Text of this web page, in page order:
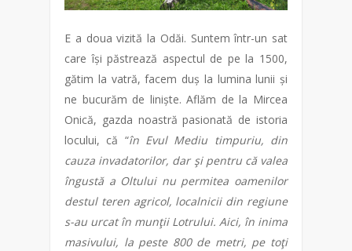
E a doua vizită la Odăi. Suntem într-un sat
care își păstrează aspectul de pe la 1500,
gătim la vatră, facem duș la lumina lunii și
ne bucurăm de liniște. Aflăm de la Mircea
Onică, gazda noastră pasionată de istoria
locului, că “în Evul Mediu timpuriu, din
cauza invadatorilor, dar şi pentru că valea
îngustă a Oltului nu permitea oamenilor
destul teren agricol, localnicii din regiune
s-au urcat în munţii Lotrului. Aici, în inima
masivului, la peste 800 de metri, pe toţi